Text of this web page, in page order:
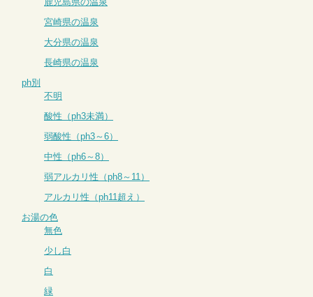
宮崎県の温泉
大分県の温泉
長崎県の温泉
ph別
不明
酸性（ph3未満）
弱酸性（ph3～6）
中性（ph6～8）
弱アルカリ性（ph8～11）
アルカリ性（ph11超え）
お湯の色
無色
少し白
白
緑